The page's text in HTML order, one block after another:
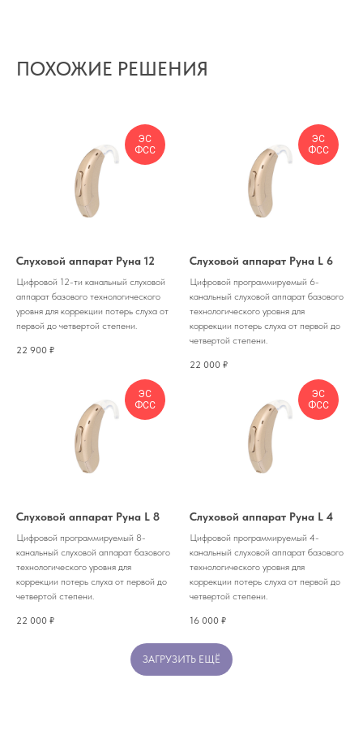
ПОХОЖИЕ РЕШЕНИЯ
ЭС
ФСС
Слуховой аппарат Руна 12
Цифровой 12-ти канальный слуховой
аппарат базового технологического
уровня для коррекции потерь слуха от
первой до четвертой степени.
22 900 ₽
ЭС
ФСС
Слуховой аппарат Руна L 6
Цифровой программируемый 6-
канальный слуховой аппарат базового
технологического уровня для
коррекции потерь слуха от первой до
четвертой степени.
22 000 ₽
ЭС
ФСС
Слуховой аппарат Руна L 8
Цифровой программируемый 8-
канальный слуховой аппарат базового
технологического уровня для
коррекции потерь слуха от первой до
четвертой степени.
22 000 ₽
ЭС
ФСС
Слуховой аппарат Руна L 4
Цифровой программируемый 4-
канальный слуховой аппарат базового
технологического уровня для
коррекции потерь слуха от первой до
четвертой степени.
16 000 ₽
ЗАГРУЗИТЬ ЕЩЁ